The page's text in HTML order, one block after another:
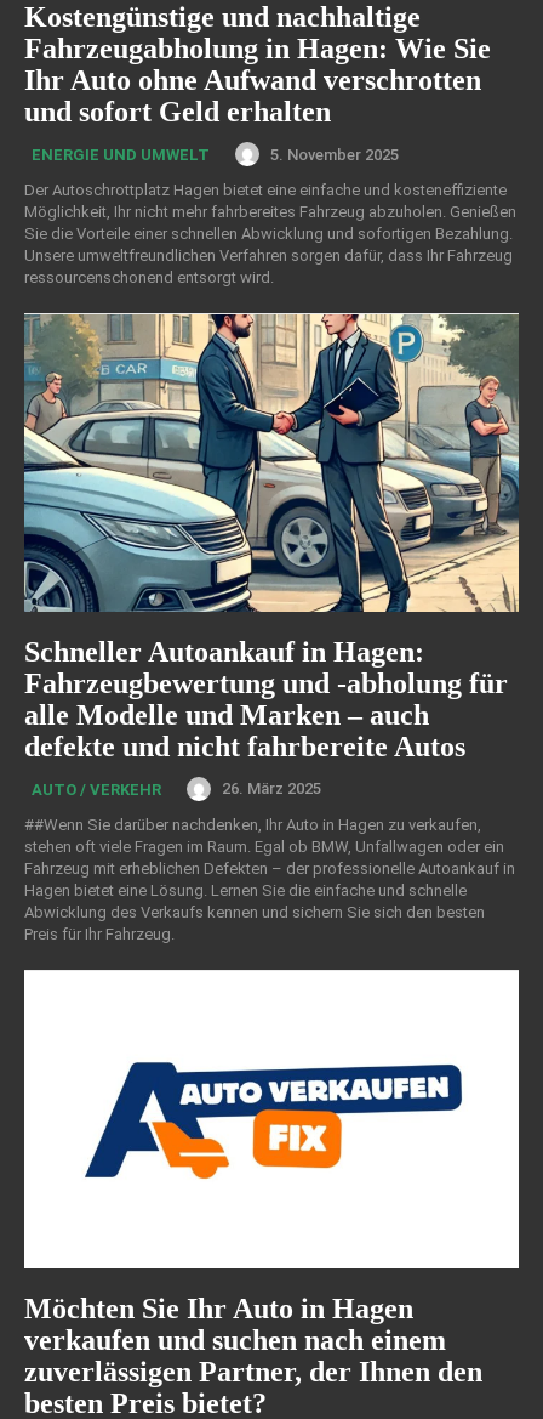
Kostengünstige und nachhaltige
Fahrzeugabholung in Hagen: Wie Sie
Ihr Auto ohne Aufwand verschrotten
und sofort Geld erhalten
ENERGIE UND UMWELT
5. November 2025
Der Autoschrottplatz Hagen bietet eine einfache und kosteneffiziente
Möglichkeit, Ihr nicht mehr fahrbereites Fahrzeug abzuholen. Genießen
Sie die Vorteile einer schnellen Abwicklung und sofortigen Bezahlung.
Unsere umweltfreundlichen Verfahren sorgen dafür, dass Ihr Fahrzeug
ressourcenschonend entsorgt wird.
Schneller Autoankauf in Hagen:
Fahrzeugbewertung und -abholung für
alle Modelle und Marken – auch
defekte und nicht fahrbereite Autos
AUTO / VERKEHR
26. März 2025
##Wenn Sie darüber nachdenken, Ihr Auto in Hagen zu verkaufen,
stehen oft viele Fragen im Raum. Egal ob BMW, Unfallwagen oder ein
Fahrzeug mit erheblichen Defekten – der professionelle Autoankauf in
Hagen bietet eine Lösung. Lernen Sie die einfache und schnelle
Abwicklung des Verkaufs kennen und sichern Sie sich den besten
Preis für Ihr Fahrzeug.
Möchten Sie Ihr Auto in Hagen
verkaufen und suchen nach einem
zuverlässigen Partner, der Ihnen den
besten Preis bietet?